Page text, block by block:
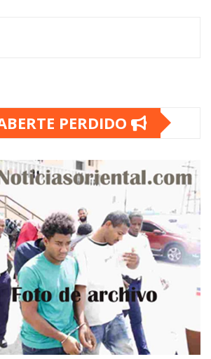
PERDIDO